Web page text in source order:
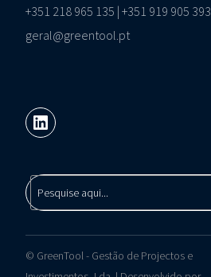
+351 218 965 135 | +351 919 905 393
geral@greentool.pt
© GreenTool - Gestão de Projectos e
Contactos